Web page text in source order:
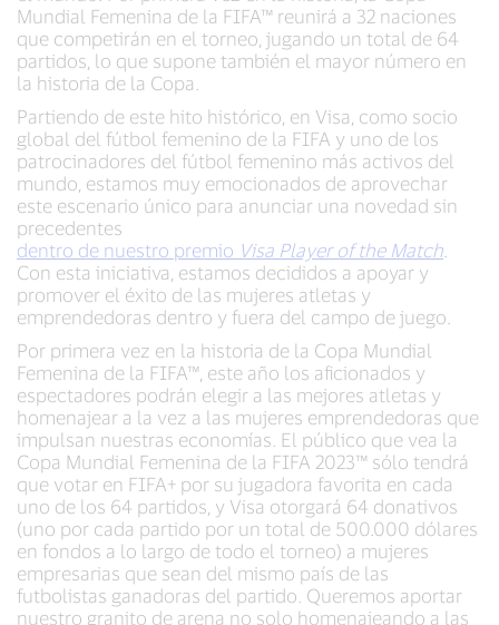
Mundial Femenina de la FIFA™ reunirá a 32 naciones
que competirán en el torneo, jugando un total de 64
partidos, lo que supone también el mayor número en
la historia de la Copa.
Partiendo de este hito histórico, en Visa, como socio
global del fútbol femenino de la FIFA y uno de los
patrocinadores del fútbol femenino más activos del
mundo, estamos muy emocionados de aprovechar
este escenario único para anunciar una novedad sin
precedentes
dentro de nuestro premio Visa Player of the Match
Con esta iniciativa, estamos decididos a apoyar y
promover el éxito de las mujeres atletas y
emprendedoras dentro y fuera del campo de juego.
Por primera vez en la historia de la Copa Mundial
Femenina de la FIFA™, este año los aficionados y
espectadores podrán elegir a las mejores atletas y
homenajear a la vez a las mujeres emprendedoras que
impulsan nuestras economías. El público que vea la
Copa Mundial Femenina de la FIFA 2023™ sólo tendrá
que votar en FIFA+ por su jugadora favorita en cada
uno de los 64 partidos, y Visa otorgará 64 donativos
(uno por cada partido por un total de 500.000 dólares
en fondos a lo largo de todo el torneo) a mujeres
empresarias que sean del mismo país de las
futbolistas ganadoras del partido. Queremos aportar
nuestro granito de arena no solo homenajeando a las